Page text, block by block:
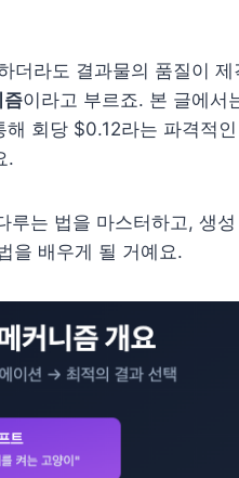
라도 결과물의 품질이 제
즘이라고 부르죠. 본 글에서
회당 $0.12라는 파격적
.
는 법을 마스터하고, 생
을 배우게 될 거예요.